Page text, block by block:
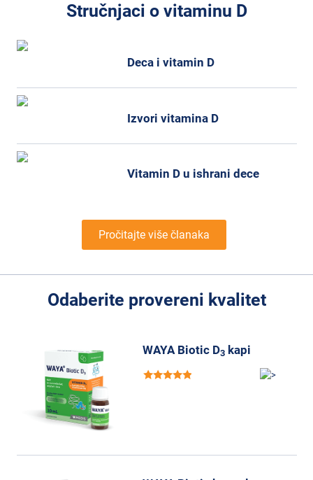
Stručnjaci o vitaminu D
Deca i vitamin D
Izvori vitamina D
Vitamin D u ishrani dece
Pročitajte više članaka
Odaberite provereni kvalitet
WAYA Biotic D3 kapi